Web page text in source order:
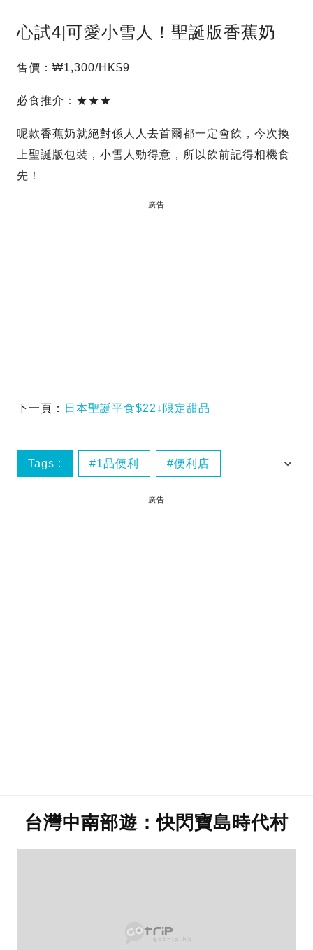
心試4|可愛小雪人！聖誕版香蕉奶
售價：₩1,300/HK$9
必食推介：★★★
呢款香蕉奶就絕對係人人去首爾都一定會飲，今次換
上聖誕版包裝，小雪人勁得意，所以飲前記得相機食
先！
廣告
下一頁： 日本聖誕平食$22↓限定甜品
Tags : 1品便利 便利店
棉花糖香口膠
廣告
台灣中南部遊：快閃寶島時代村